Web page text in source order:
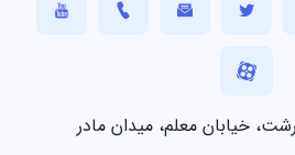
رشت، خیابان معلم، میدان مادر